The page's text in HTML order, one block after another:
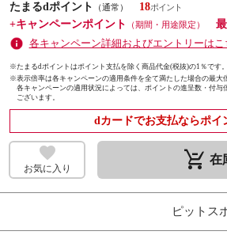
たまるdポイント
（通常）
18
+キャンペーンポイント
（期間・用途限定）
各キャンペーン詳細およびエントリーはこ
※たまるdポイントはポイント支払を除く商品代金(税抜)の1％です。
※表示倍率は各キャンペーンの適用条件を全て満たした場合の最大
各キャンペーンの適用状況によっては、ポイントの進呈数・付与
ございます。
dカードでお支払ならポイ
お気に入り remove_shopping_cart 在
ピットス